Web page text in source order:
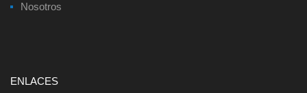
Nosotros
ENLACES